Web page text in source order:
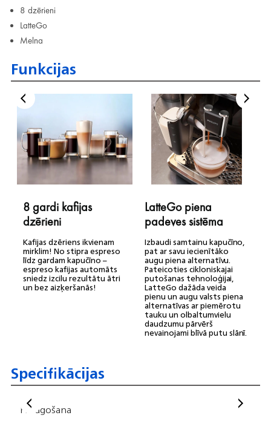
8 dzērieni
LatteGo
Melna
Funkcijas
8 gardi kafijas
dzērieni
Kafijas dzēriens ikvienam
mirklim! No stipra espreso
līdz gardam kapučīno –
espreso kafijas automāts
sniedz izcilu rezultātu ātri
un bez aizķeršanās!
LatteGo piena
padeves sistēma
Izbaudi samtainu kapučīno,
pat ar savu iecienītāko
augu piena alternatīvu.
Pateicoties cikloniskajai
putošanas tehnoloģijai,
LatteGo dažāda veida
pienu un augu valsts piena
alternatīvas ar piemērotu
tauku un olbaltumvielu
daudzumu pārvērš
nevainojami blīvā putu slānī.
Specifikācijas
Pielāgošana